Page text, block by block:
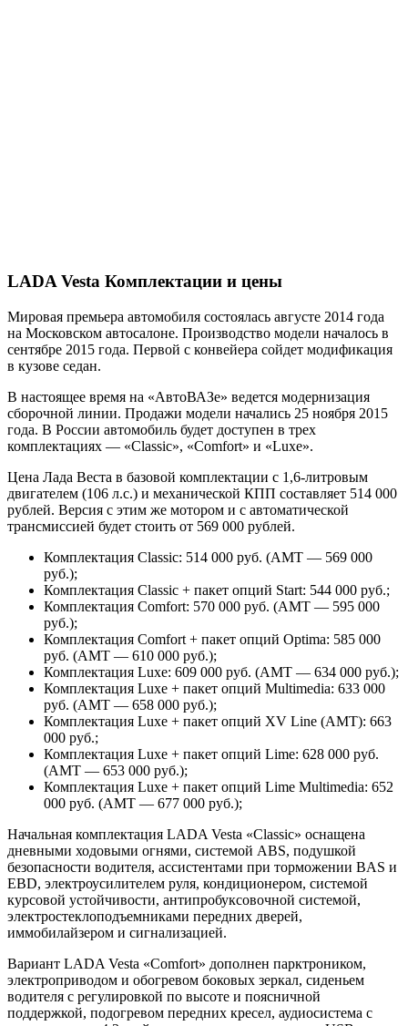
LADA Vesta Комплектации и цены
Мировая премьера автомобиля состоялась августе 2014 года
на Московском автосалоне. Производство модели началось в
сентябре 2015 года. Первой с конвейера сойдет модификация
в кузове седан.
В настоящее время на «АвтоВАЗе» ведется модернизация
сборочной линии. Продажи модели начались 25 ноября 2015
года. В России автомобиль будет доступен в трех
комплектациях — «Classic», «Comfort» и «Luxe».
Цена Лада Веста в базовой комплектации с 1,6-литровым
двигателем (106 л.с.) и механической КПП составляет 514 000
рублей. Версия с этим же мотором и с автоматической
трансмиссией будет стоить от 569 000 рублей.
Комплектация Classic: 514 000 руб. (АМТ — 569 000
руб.);
Комплектация Classic + пакет опций Start: 544 000 руб.;
Комплектация Comfort: 570 000 руб. (АМТ — 595 000
руб.);
Комплектация Comfort + пакет опций Optima: 585 000
руб. (АМТ — 610 000 руб.);
Комплектация Luxe: 609 000 руб. (АМТ — 634 000 руб.);
Комплектация Luxe + пакет опций Multimedia: 633 000
руб. (АМТ — 658 000 руб.);
Комплектация Luxe + пакет опций XV Line (АМТ): 663
000 руб.;
Комплектация Luxe + пакет опций Lime: 628 000 руб.
(АМТ — 653 000 руб.);
Комплектация Luxe + пакет опций Lime Multimedia: 652
000 руб. (АМТ — 677 000 руб.);
Начальная комплектация LADA Vesta «Classic» оснащена
дневными ходовыми огнями, системой ABS, подушкой
безопасности водителя, ассистентами при торможении BAS и
EBD, электроусилителем руля, кондиционером, системой
курсовой устойчивости, антипробуксовочной системой,
электростеклоподъемниками передних дверей,
иммобилайзером и сигнализацией.
Вариант LADA Vesta «Comfort» дополнен парктроником,
электроприводом и обогревом боковых зеркал, сиденьем
водителя с регулировкой по высоте и поясничной
поддержкой, подогревом передних кресел, аудиосистема с